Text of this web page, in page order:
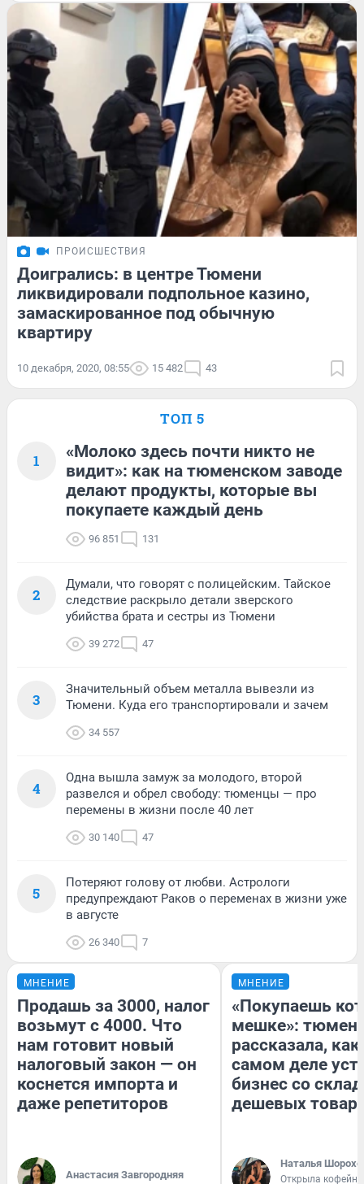
ПРОИСШЕСТВИЯ
Доигрались: в центре Тюмени
ликвидировали подпольное казино,
замаскированное под обычную
квартиру
10 декабря, 2020, 08:55 15 482 43
ТОП 5
1
«Молоко здесь почти никто не
видит»: как на тюменском заводе
делают продукты, которые вы
покупаете каждый день
96 851 131
2
Думали, что говорят с полицейским. Тайское
следствие раскрыло детали зверского
убийства брата и сестры из Тюмени
39 272 47
3
Значительный объем металла вывезли из
Тюмени. Куда его транспортировали и зачем
34 557
4
Одна вышла замуж за молодого, второй
развелся и обрел свободу: тюменцы — про
перемены в жизни после 40 лет
30 140 47
5
Потеряют голову от любви. Астрологи
предупреждают Раков о переменах в жизни уже
в августе
26 340 7
МНЕНИЕ
Продашь за 3000, налог
возьмут с 4000. Что
нам готовит новый
налоговый закон — он
коснется импорта и
даже репетиторов
Анастасия Завгородняя
МНЕНИЕ
«Покупаешь
мешке»:
рассказала, как
самом деле
бизнес со
дешевых
Наталья
Открыла